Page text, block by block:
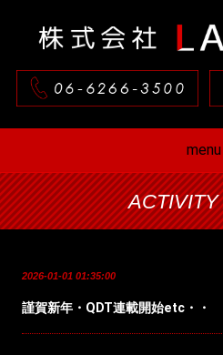
menu
ACTIVITY
2026-01-01 01:35:00
謹賀新年・QDT連載開始etc・・